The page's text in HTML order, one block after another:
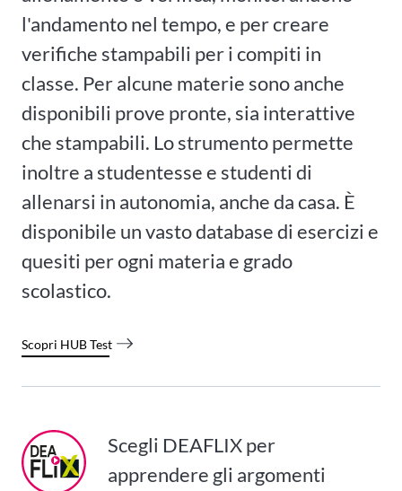
l'andamento nel tempo, e per creare
verifiche stampabili per i compiti in
classe. Per alcune materie sono anche
disponibili prove pronte, sia interattive
che stampabili. Lo strumento permette
inoltre a studentesse e studenti di
allenarsi in autonomia, anche da casa. È
disponibile un vasto database di esercizi e
quesiti per ogni materia e grado
scolastico.
Scopri HUB Test
Scegli DEAFLIX per
apprendere gli argomenti